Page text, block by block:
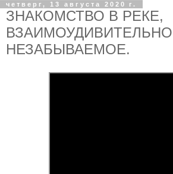
четверг, 13 августа 2020 г.
ЗНАКОМСТВО В РЕКЕ,
НЕЗАБЫВАЕМОЕ.